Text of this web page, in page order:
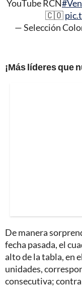
YouTube RCN
🇨🇴
— Selección
¡Más líderes que
De manera
fecha pasada, el
alto de la tabla, en
unidades,
consecutiva;